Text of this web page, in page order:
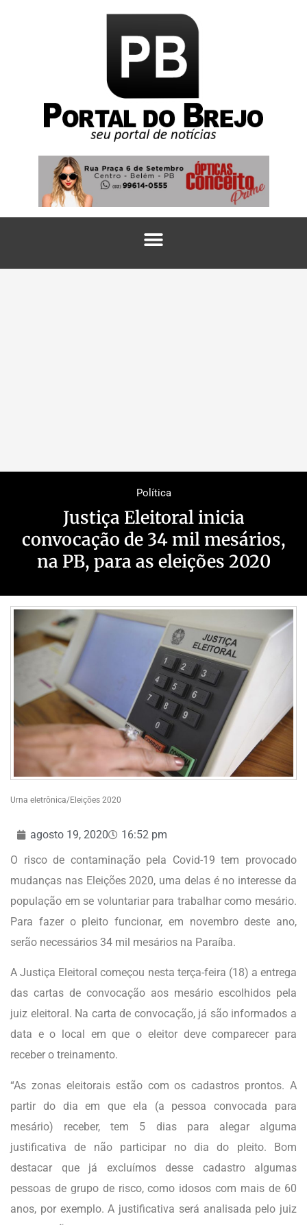
Política
Justiça Eleitoral inicia
convocação de 34 mil mesários,
na PB, para as eleições 2020
Urna eletrônica/Eleições 2020
agosto 19, 2020
16:52 pm
O risco de contaminação pela Covid-19 tem provocado
mudanças nas Eleições 2020, uma delas é no interesse da
população em se voluntariar para trabalhar como mesário.
Para fazer o pleito funcionar, em novembro deste ano,
serão necessários 34 mil mesários na Paraíba.
A Justiça Eleitoral começou nesta terça-feira (18) a entrega
das cartas de convocação aos mesário escolhidos pela
juiz eleitoral. Na carta de convocação, já são informados a
data e o local em que o eleitor deve comparecer para
receber o treinamento.
“As zonas eleitorais estão com os cadastros prontos. A
partir do dia em que ela (a pessoa convocada para
mesário) receber, tem 5 dias para alegar alguma
justificativa de não participar no dia do pleito. Bom
destacar que já excluímos desse cadastro algumas
pessoas de grupo de risco, como idosos com mais de 60
anos, por exemplo. A justificativa será analisada pelo juiz